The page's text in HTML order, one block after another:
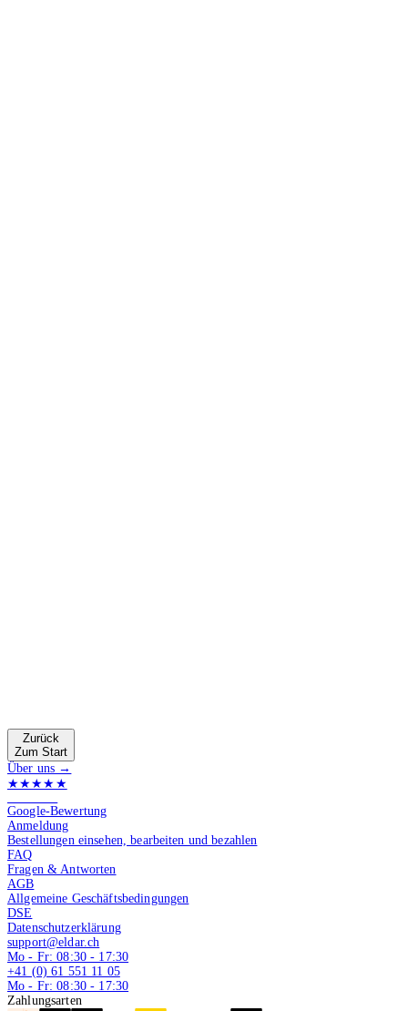
Zurück
Zum Start
Über uns →
★★★★★
Google-Bewertung
Anmeldung
Bestellungen einsehen, bearbeiten und bezahlen
FAQ
Fragen & Antworten
AGB
Allgemeine Geschäftsbedingungen
DSE
Datenschutzerklärung
support@eldar.ch
Mo - Fr: 08:30 - 17:30
+41 (0) 61 551 11 05
Mo - Fr: 08:30 - 17:30
Zahlungsarten